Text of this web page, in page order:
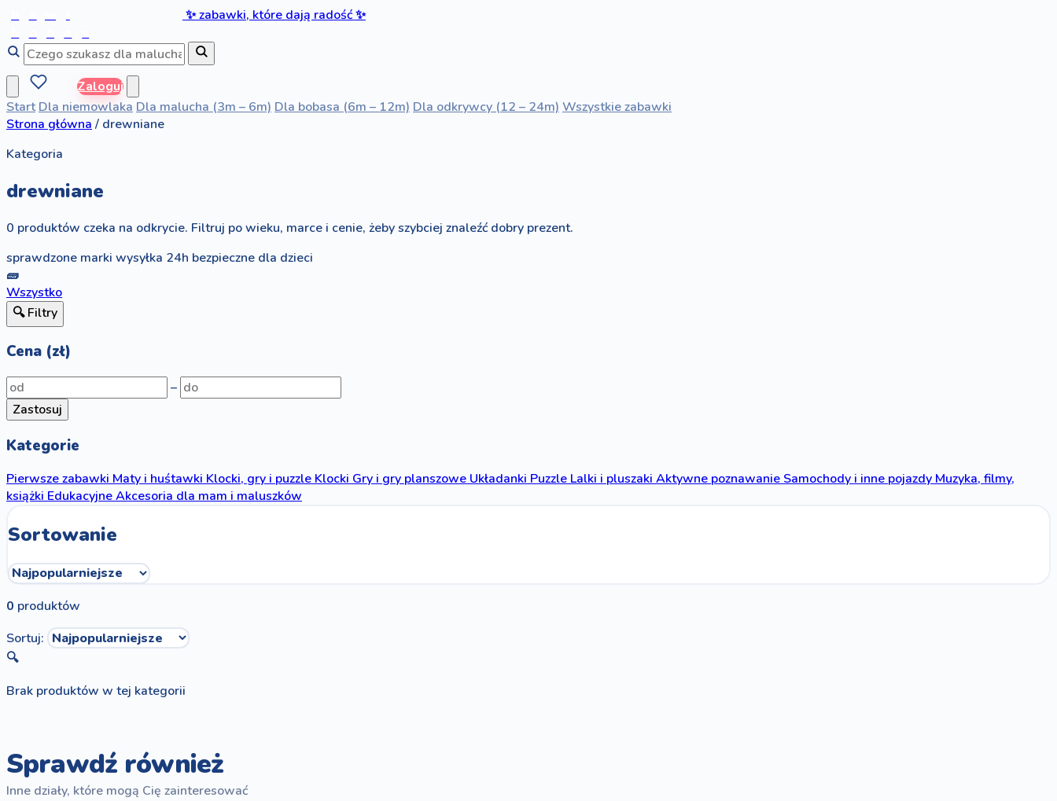
✨zabawki, które dają radość✨
Zaloguj
Start Dla niemowlaka Dla malucha (3m – 6m) Dla bobasa (6m – 12m) Dla odkrywcy (12 – 24m) Wszystkie zabawki
Strona główna / drewniane
Kategoria
drewniane
0 produktów czeka na odkrycie. Filtruj po wieku, marce i cenie, żeby szybciej znaleźć dobry prezent.
sprawdzone marki wysyłka 24h bezpieczne dla dzieci
🧱
Wszystko
🔍 Filtry
Cena (zł)
–
Zastosuj
Kategorie
Pierwsze zabawkiMaty i huśtawkiKlocki, gry i puzzleKlockiGry i gry planszoweUkładankiPuzzleLalki i pluszakiAktywne poznawanieSamochody i inne pojazdyMuzyka, filmy,
książkiEdukacyjneAkcesoria dla mam i maluszków
Sortowanie
0 produktów
Sortuj:
🔍
Brak produktów w tej kategorii
Sprawdź również
Inne działy, które mogą Cię zainteresować